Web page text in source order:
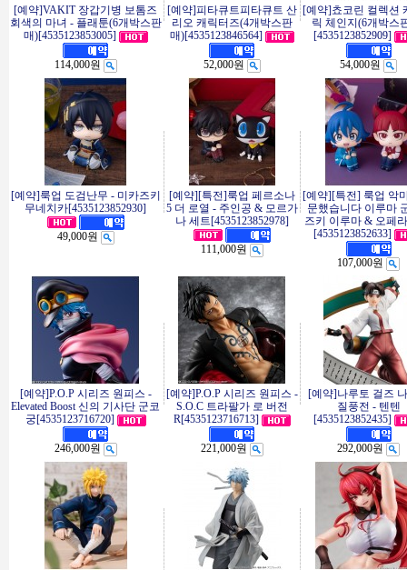
[예약]VAKIT 장갑기병 보톰즈
회색의 마녀 - 플래툰(6개박스판
매)[4535123853005]
114,000원
[예약]피타큐트피타큐트 산
리오 캐릭터즈(4개박스판
매)[4535123846564]
52,000원
[예약]쵸코린 컬렉션
릭 체인지(6개박스
[4535123852909]
54,000원
[예약]룩업 도검난무 - 미카즈키
무네치카[4535123852930]
49,000원
[예약][특전]룩업 페르소나
5 더 로열 - 주인공 & 모르가
나 세트[4535123852978]
111,000원
[예약][특전] 룩업 악
문했습니다 이루마
즈키 이루마 & 오페
[4535123852633]
107,000원
[예약]P.O.P 시리즈 원피스 -
Elevated Boost 신의 기사단 군코
궁[4535123716720]
246,000원
[예약]P.O.P 시리즈 원피스 -
S.O.C 트라팔가 로 버전
R[4535123716713]
221,000원
[예약]나루토 걸즈
질풍전 - 텐텐
[4535123852435]
292,000원